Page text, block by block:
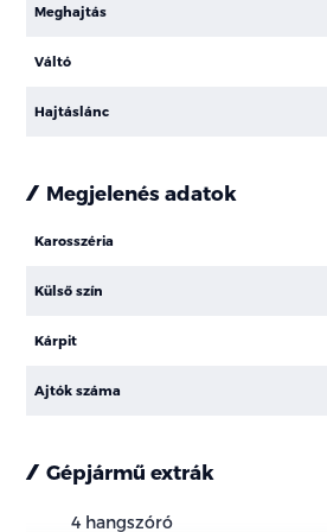
Meghajtás
Váltó
Hajtáslánc
Megjelenés adatok
Karosszéria
Külső szín
Kárpit
Ajtók száma
Gépjármű extrák
4 hangszóró